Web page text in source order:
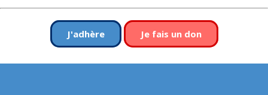
J'adhère Je fais un don